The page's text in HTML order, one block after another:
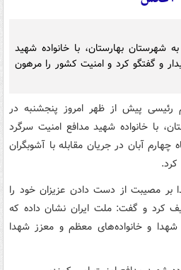
بهارستان، با خانواده شهید
و گفتگو کرد و امنیت کشور را مرهون
رئیسی پیش از ظهر امروز پنجشنبه در
با خانواده شهید مدافع امنیت سرگرد
آبان در جریان مقابله با آشوبگران
بر مصیبت از دست دادن عزیزان خود را
کرد و گفت: ملت ایران نشان داده که
شهدا و خانواده‌های معظم و معزز شهدا